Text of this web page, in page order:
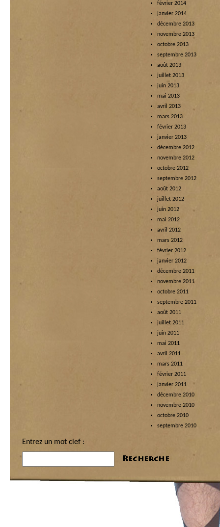
février 2014
janvier 2014
décembre 2013
novembre 2013
octobre 2013
septembre 2013
août 2013
juillet 2013
juin 2013
mai 2013
avril 2013
mars 2013
février 2013
janvier 2013
décembre 2012
novembre 2012
octobre 2012
septembre 2012
août 2012
juillet 2012
juin 2012
mai 2012
avril 2012
mars 2012
février 2012
janvier 2012
décembre 2011
novembre 2011
octobre 2011
septembre 2011
août 2011
juillet 2011
juin 2011
mai 2011
avril 2011
mars 2011
février 2011
janvier 2011
décembre 2010
novembre 2010
octobre 2010
septembre 2010
Entrez un mot clef :